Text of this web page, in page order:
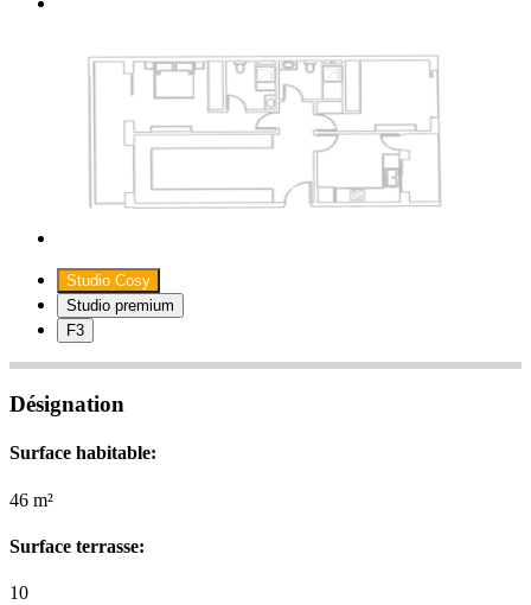
Studio Cosy
Studio premium
F3
Désignation
Surface habitable:
46 m²
Surface terrasse:
10